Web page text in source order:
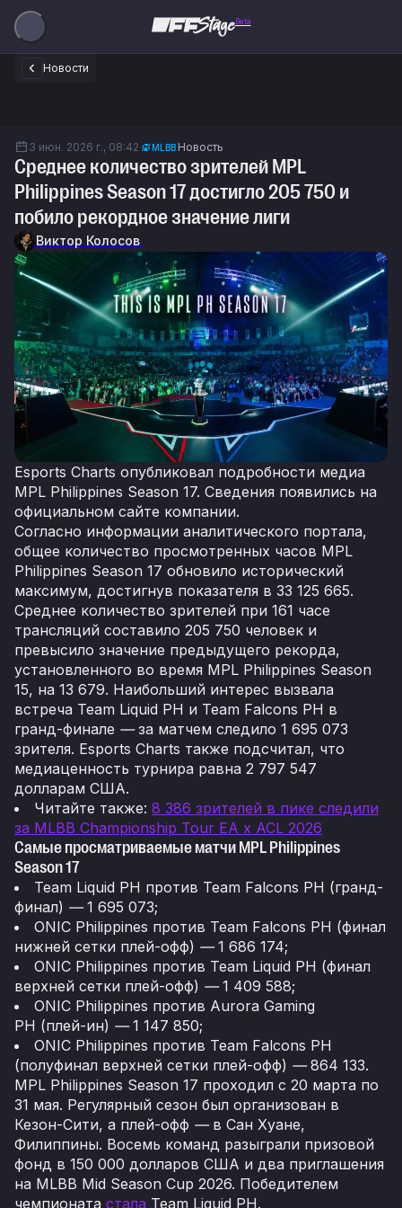
Beta
Новости
3 июн. 2026 г., 08:42 MLBB Новость
Среднее количество зрителей MPL
Philippines Season 17 достигло 205 750 и
побило рекордное значение лиги
Виктор Колосов
Esports Charts опубликовал подробности медиа
MPL Philippines Season 17. Сведения появились на
официальном сайте компании.
Согласно информации аналитического портала,
общее количество просмотренных часов MPL
Philippines Season 17 обновило исторический
максимум, достигнув показателя в 33 125 665.
Среднее количество зрителей при 161 часе
трансляций составило 205 750 человек и
превысило значение предыдущего рекорда,
установленного во время MPL Philippines Season
15, на 13 679. Наибольший интерес вызвала
встреча Team Liquid PH и Team Falcons PH в
гранд-финале —за матчем следило 1 695 073
зрителя. Esports Charts также подсчитал, что
медиаценность турнира равна 2 797 547
долларам США.
Читайте также: 8 386 зрителей в пике следили
за MLBB Championship Tour EA x ACL 2026
Самые просматриваемые матчи MPL Philippines
Season 17
Team Liquid PH против Team Falcons PH (гранд-
финал) —1 695 073;
ONIC Philippines против Team Falcons PH (финал
нижней сетки плей-офф) —1 686 174;
ONIC Philippines против Team Liquid PH (финал
верхней сетки плей-офф) —1 409 588;
ONIC Philippines против Aurora Gaming
PH (плей-ин) —1 147 850;
ONIC Philippines против Team Falcons PH
(полуфинал верхней сетки плей-офф) —864 133.
MPL Philippines Season 17 проходил с 20 марта по
31 мая. Регулярный сезон был организован в
Кезон-Сити, а плей-офф —в Сан Хуане,
Филиппины. Восемь команд разыграли призовой
фонд в 150 000 долларов США и два приглашения
на MLBB Mid Season Cup 2026. Победителем
чемпионата стала Team Liquid PH.